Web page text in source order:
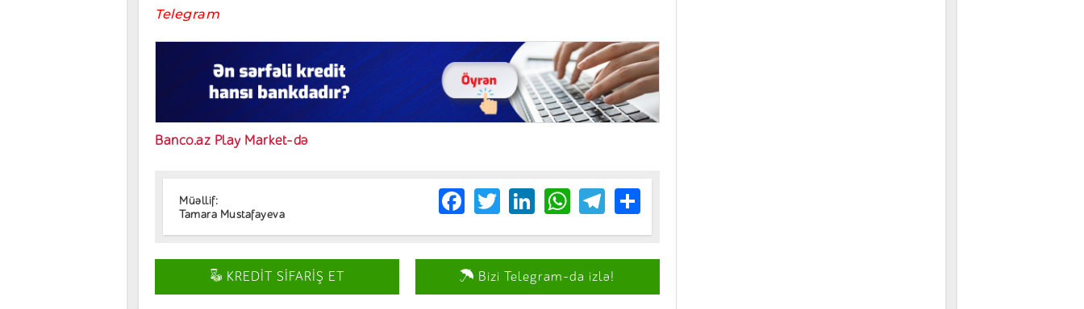
Telegram
Banco.az Play Market-də
Müəllif:
Tamara Mustafayeva
Facebook
TwitterLinkedIn
WhatsApp
Telegram
Share
KREDİT SİFARİŞ ET Bizi Telegram-da izlə!